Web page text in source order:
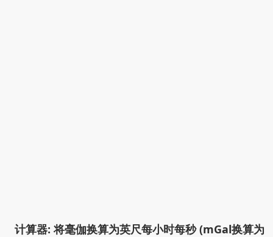
计算器: 将毫伽换算为英尺每小时每秒 (mGal换算为